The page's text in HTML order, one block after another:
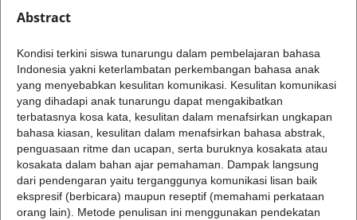
Abstract
Kondisi terkini siswa tunarungu dalam pembelajaran bahasa
Indonesia yakni keterlambatan perkembangan bahasa anak
yang menyebabkan kesulitan komunikasi. Kesulitan komunikasi
yang dihadapi anak tunarungu dapat mengakibatkan
terbatasnya kosa kata, kesulitan dalam menafsirkan ungkapan
bahasa kiasan, kesulitan dalam menafsirkan bahasa abstrak,
penguasaan ritme dan ucapan, serta buruknya kosakata atau
kosakata dalam bahan ajar pemahaman. Dampak langsung
dari pendengaran yaitu terganggunya komunikasi lisan baik
ekspresif (berbicara) maupun reseptif (memahami perkataan
orang lain). Metode penulisan ini menggunakan pendekatan